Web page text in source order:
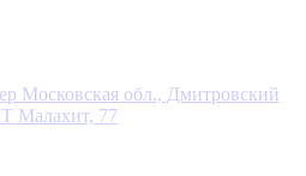
Московская обл., Дмитровский
Малахит, 77